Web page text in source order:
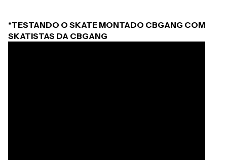
*TESTANDO O SKATE MONTADO CBGANG COM
SKATISTAS DA CBGANG